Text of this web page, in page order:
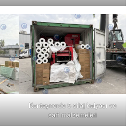
Konteynerde 5 silaj balyası ve
sarf malzemeleri